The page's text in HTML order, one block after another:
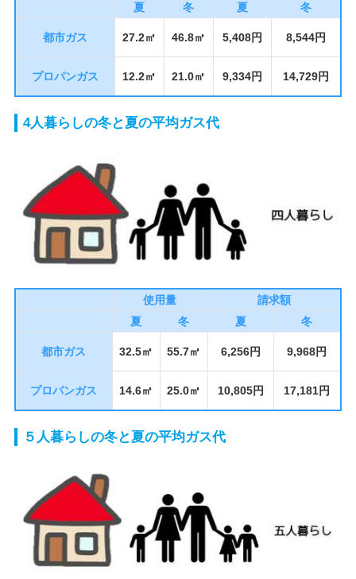
夏
冬 夏 冬
都市ガス 27.2㎥ 46.8㎥ 5,408円 8,544円
プロパンガス 12.2㎥ 21.0㎥ 9,334円 14,729円
4人暮らしの冬と夏の平均ガス代
使用量
請求額
夏
冬 夏 冬
都市ガス 32.5㎥ 55.7㎥ 6,256円 9,968円
プロパンガス 14.6㎥ 25.0㎥ 10,805円 17,181円
５人暮らしの冬と夏の平均ガス代